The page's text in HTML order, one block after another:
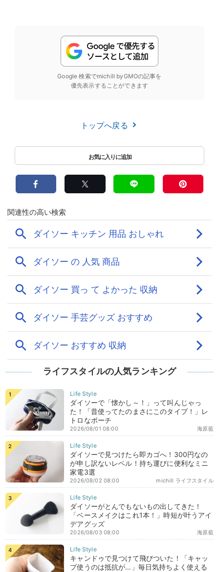
Google 検索でmichill byGMOの記事を
優先表示することができます
トップへ戻る
ライフスタイルの人気ランキング
ダイソーで「懐かし～！」って叫んじゃっ
た！「昔使ってたのまさにこのタイプ！」レ
トロなポーチ
海原藍
2026/08/01 08:00
ダイソーで見つけたら即カゴへ！300円なの
が申し訳ないレベル！持ち運びに便利なミニ
家電3選
michill ライフスタイル
2026/08/02 08:00
ダイソーがとんでもないもの出してきた！
「ベースメイクはこれ1本！」時短が叶うアイ
デアグッズ
海原藍
2026/08/03 08:00
キャンドゥで見つけて飛びついた！「キャッ
プ使うのは抵抗が…」毎日気持ちよく使える